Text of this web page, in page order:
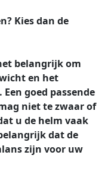
Kies dan de
belangrijk om
en het
goed passende
niet te zwaar of
u de helm vaak
dat de
zijn voor uw